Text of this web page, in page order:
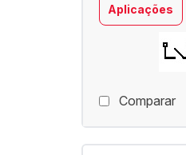
Aplicações
Comparar